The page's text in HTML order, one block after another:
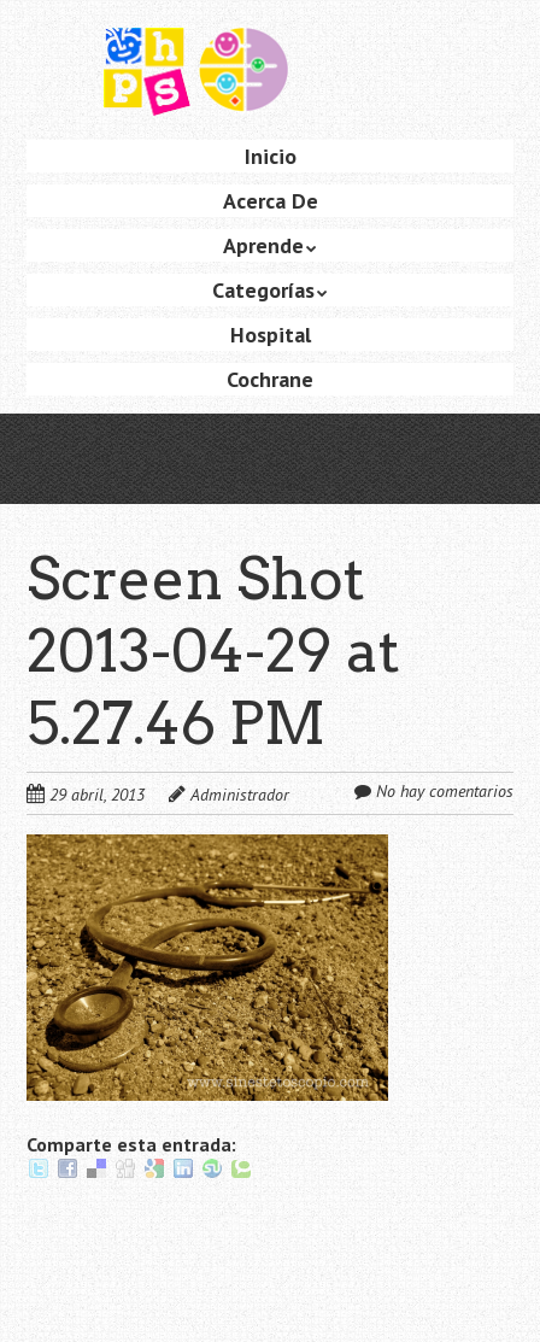
principal
Inicio
Acerca De
Aprende
Categorías
Hospital
Cochrane
Screen Shot
2013-04-29 at
5.27.46 PM
29 abril, 2013 Administrador No hay comentarios
Comparte esta entrada: